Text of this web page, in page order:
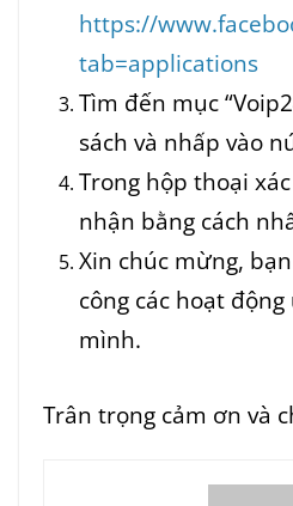
https://
tab=applications
Tìm đến mục
sách và nhấp vào
Trong hộp thoại
nhận bằng cách
Xin chúc mừng,
công các hoạt
mình.
Trân trọng cảm ơn và